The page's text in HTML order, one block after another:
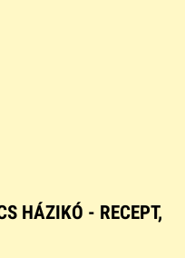
HÁZIKÓ - RECEPT,